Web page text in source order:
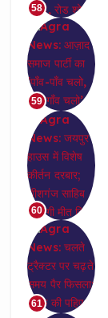
58
59
60
61